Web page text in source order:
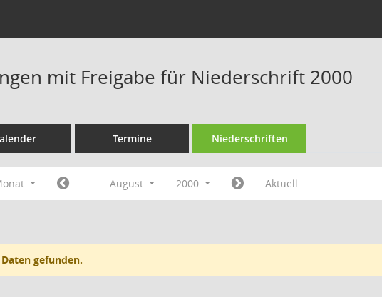
mit Freigabe für Niederschrift 2000
Termine Niederschriften
August 2000 Aktuell
gefunden.